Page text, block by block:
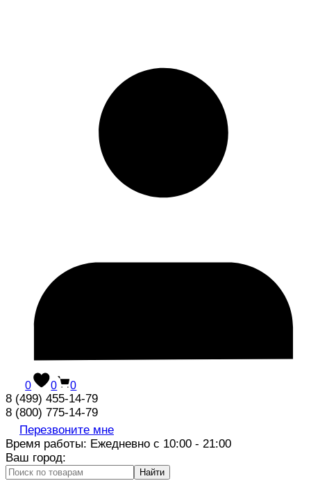
0 0 0
8 (499) 455-14-79
8 (800) 775-14-79
Перезвоните мне
Время работы: Ежедневно с 10:00 - 21:00
Ваш город:
Найти